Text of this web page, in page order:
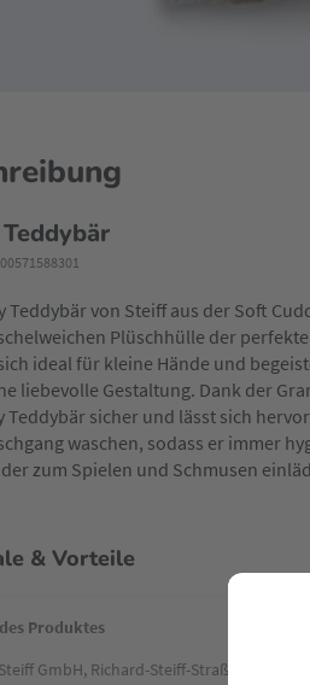
Teddybär von Steiff aus der Soft
Plüschhülle der
ideal für kleine Hände und
liebevolle Gestaltung. Dank der
Teddybär sicher und lässt sich
waschen, sodass er immer
zum Spielen und Schmusen
& Vorteile
Produktes
GmbH, Richard-Steiff-Straße 89537